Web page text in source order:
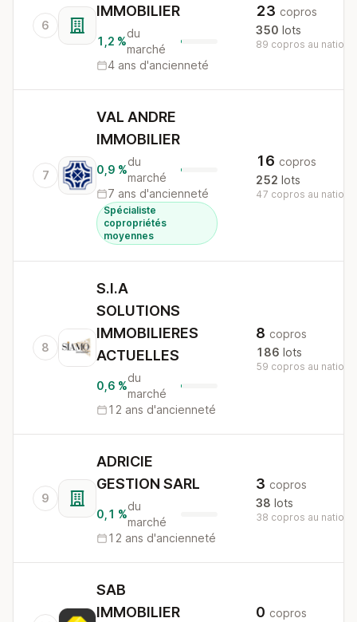
6
IMMOBILIER
1,2 %
du
marché
4 ans d'ancienneté
23 copros
350 lots
89 copros au national
7
VAL ANDRE
IMMOBILIER
0,9 %
du
marché
7 ans d'ancienneté
Spécialiste
copropriétés
moyennes
16 copros
252 lots
47 copros au national
8
S.I.A
SOLUTIONS
IMMOBILIERES
ACTUELLES
0,6 %
du
marché
12 ans d'ancienneté
8 copros
186 lots
59 copros au national
9
ADRICIE
GESTION SARL
0,1 %
du
marché
12 ans d'ancienneté
3 copros
38 lots
38 copros au national
SAB
IMMOBILIER
0 copros